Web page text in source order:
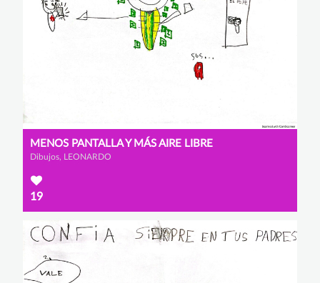
MENOS PANTALLA Y MÁS AIRE LIBRE
Dibujos, LEONARDO
19